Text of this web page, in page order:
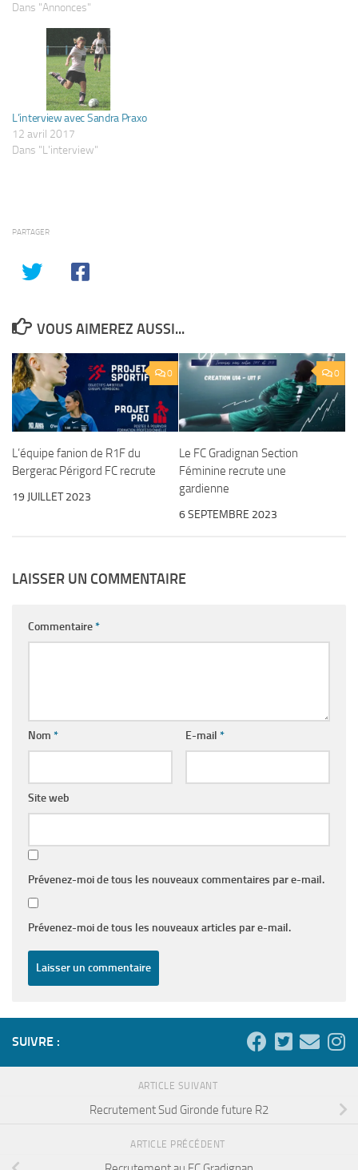
Dans "Annonces"
L’interview avec Sandra Praxo
12 avril 2017
Dans "L'interview"
PARTAGER
VOUS AIMEREZ AUSSI...
0
L’équipe fanion de R1F du
Bergerac Périgord FC recrute
19 JUILLET 2023
0
Le FC Gradignan Section
Féminine recrute une
gardienne
6 SEPTEMBRE 2023
LAISSER UN COMMENTAIRE
Commentaire*
Nom * E-mail *
Site web
Prévenez-moi de tous les nouveaux commentaires par e-mail.
Prévenez-moi de tous les nouveaux articles par e-mail.
SUIVRE :
ARTICLE SUIVANT
Recrutement Sud Gironde future R2
ARTICLE PRÉCÉDENT